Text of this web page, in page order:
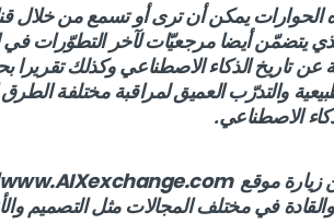
يتضمّن أيضا مرجعيّات لآخر التطوّرات
عن تاريخ الذكاء الاصطناعي وكذلك تقريرا
والتدرّب العميق لمراقبة مختلفة
الاصطناعي.
زيارة موقع
في مختلف المجالات مثل التصميم